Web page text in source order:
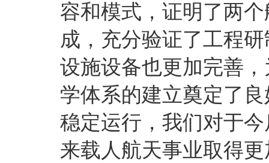
容和模式，证明了两
成，充分验证了工程
设施设备也更加完善
学体系的建立奠定了
稳定运行，我们对于
来载人航天事业取得